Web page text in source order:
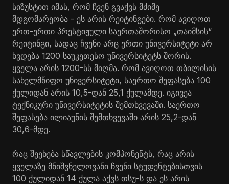
სიზუსტით იმას, რომ ჩვენ გვაქვს მძიმე
მდგომარეობა - ეს არის რეიტინგები. რომ ავიღოთ
ერთ-ერთი პრესტიჟული საერთაშორისო „თაიმსის“
რეიტინგი, სადაც ჩვენი არც ერთი უნივერსიტეტი არ
ხვდება 1200 საუკეთესო უნივერსიტეტს შორის.
ყველა არის 1200-სს მიღმა. რომ ავიღოთ თბილისის
სახელმწიფო უნივერსიტეტი, საერთო შეფასება 100
ქულიდან არის 10,5-დან 25,1 ქულამდე. იგივეა
ტექნიკური უნივერსიტეტის შემთხვევაში. საერთო
შეფასება ილიაუნის შემთხვევაში არის 25,2-დან
30,6-მდე.
რაც შეეხება სწავლების კომპონენტს, რაც არის
ყველაზე მნიშვნელოვანი ჩვენი სტუდენტებისთვის
100 ქულიდან 14 ქულა აქვს თსუ-ს და ეს არის